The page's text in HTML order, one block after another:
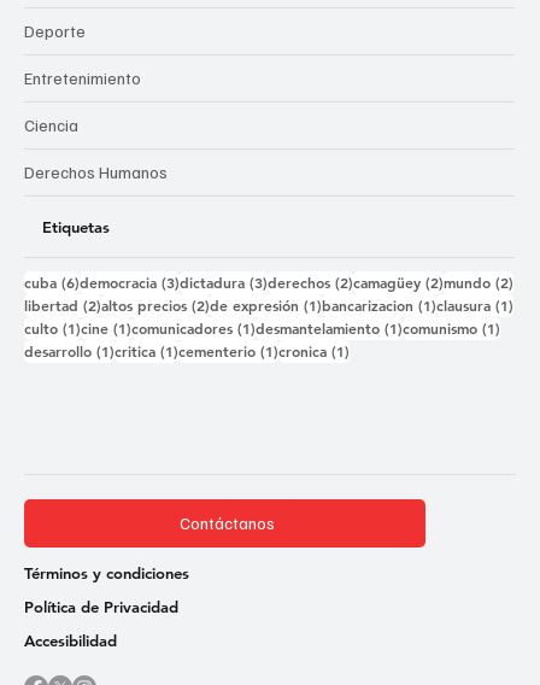
Deporte
Entretenimiento
Ciencia
Derechos Humanos
Etiquetas
cuba (6)6 entradas
democracia (3)3 entradas
dictadura (3)3 entradas
derechos (2)2 entradas
camagüey (2)2 entradas
mundo (2)
libertad (2)2 entradas
altos precios (2)2 entradas
de expresión (1)1 entrada
bancarizacion (1)1 entrada
clausura (1)
culto (1)1 entrada
cine (1)1 entrada
comunicadores (1)1 entrada
desmantelamiento (1)1 entrada
comunismo (1)
desarrollo (1)1 entrada
critica (1)1 entrada
cementerio (1)1 entrada
cronica (1)
Contáctanos
Términos y condiciones
Política de Privacidad
Accesibilidad